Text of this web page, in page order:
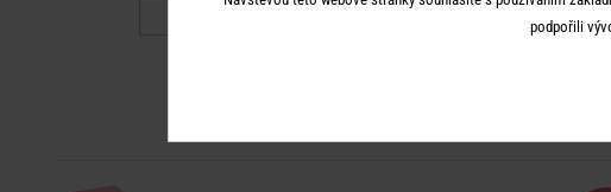
podpořili